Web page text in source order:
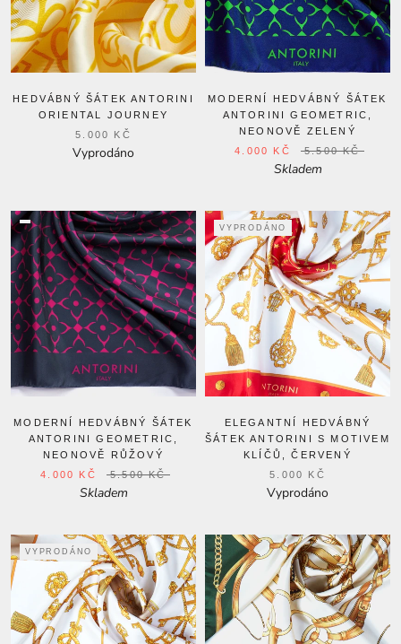
HEDVÁBNÝ ŠÁTEK ANTORINI
ORIENTAL JOURNEY
5.000 KČ
Vyprodáno
MODERNÍ HEDVÁBNÝ ŠÁTEK
ANTORINI GEOMETRIC,
NEONOVĚ ZELENÝ
4.000 KČ
5.500 KČ
Skladem
MODERNÍ HEDVÁBNÝ ŠÁTEK
ANTORINI GEOMETRIC,
NEONOVĚ RŮŽOVÝ
4.000 KČ
5.500 KČ
Skladem
VYPRODÁNO
ELEGANTNÍ HEDVÁBNÝ
ŠÁTEK ANTORINI S MOTIVEM
KLÍČŮ, ČERVENÝ
5.000 KČ
Vyprodáno
VYPRODÁNO